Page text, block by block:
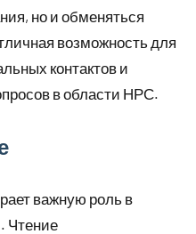
но и обменяться
возможность для
контактов и
в области НРС.
важную роль в
Чтение